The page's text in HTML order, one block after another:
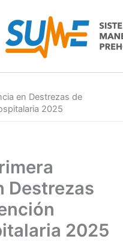
en Destrezas de
2025
Destrezas
2025